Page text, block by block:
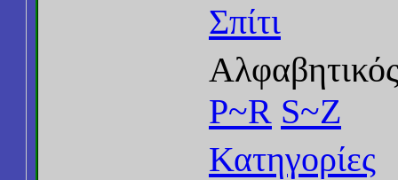
Σπίτι
P~R S~Z
Κατηγορίες